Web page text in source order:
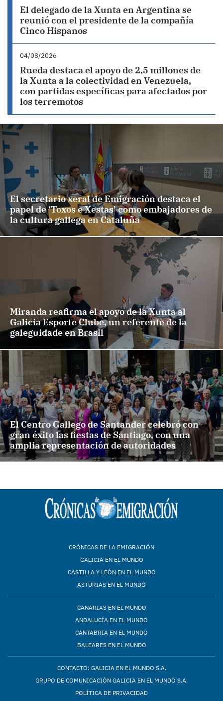
El delegado de la Xunta en Argentina se
reunió con el presidente de la compañía
Cinco Hispanos
04/08/2026
Rueda destaca el apoyo de 2,5 millones de
la Xunta a la colectividad en Venezuela,
con partidas específicas para afectados por
los terremotos
El secretario xeral de Emigración destaca el
papel de ‘Toxos e Xestas’ como embajadores de
la cultura gallega en Cataluña
Miranda reafirma el apoyo de la Xunta al
Galicia Esporte Clube, un referente de la
galeguidade en Brasil
El Centro Gallego de Santander celebró con
gran éxito las fiestas de Santiago, con una
amplia representación de autoridades
CRÓNICAS DE LA EMIGRACIÓN
GALICIA EN EL MUNDO
CASTILLA Y LEÓN EN EL MUNDO
ASTURIAS EN EL MUNDO
CANARIAS EN EL MUNDO
ANDALUCÍA EN EL MUNDO
CANTABRIA EN EL MUNDO
BALEARES EN EL MUNDO
CONTACTO: GALICIA EN EL MUNDO S.A.
GRUPO DE COMUNICACIÓN GALICIA EN EL MUNDO S.A.
POLÍTICA DE PRIVACIDAD